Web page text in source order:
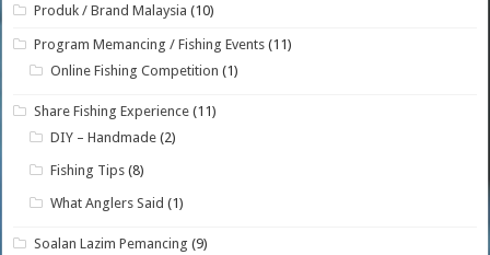
Produk / Brand Malaysia (10)
Program Memancing / Fishing Events (11)
Online Fishing Competition (1)
Share Fishing Experience (11)
DIY – Handmade (2)
Fishing Tips (8)
What Anglers Said (1)
Soalan Lazim Pemancing (9)